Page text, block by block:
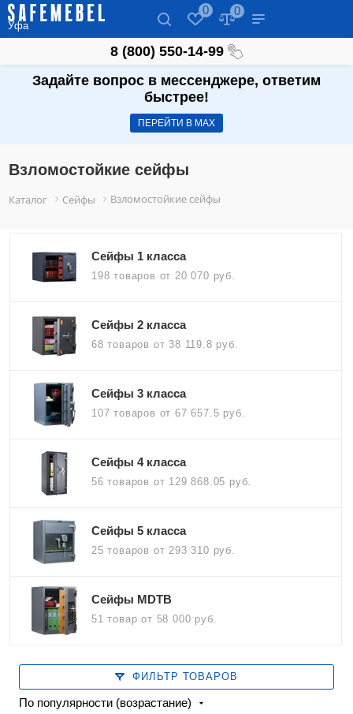
Уфа
0 0
8 (800) 550-14-99
Задайте вопрос в мессенджере, ответим
быстрее!
ПЕРЕЙТИ В МАХ
Взломостойкие сейфы
Каталог Сейфы Взломостойкие сейфы
Сейфы 1 класса
198 товаров от 20 070 руб.
Сейфы 2 класса
68 товаров от 38 119.8 руб.
Сейфы 3 класса
107 товаров от 67 657.5 руб.
Сейфы 4 класса
56 товаров от 129 868.05 руб.
Сейфы 5 класса
25 товаров от 293 310 руб.
Сейфы MDTB
51 товарот 58 000 руб.
ФИЛЬТР ТОВАРОВ
По популярности (возрастание)